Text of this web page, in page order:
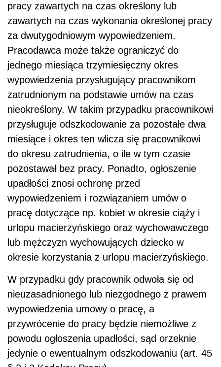
pracy zawartych na czas określony lub
zawartych na czas wykonania określonej pracy
za dwutygodniowym wypowiedzeniem.
Pracodawca może także ograniczyć do
jednego miesiąca trzymiesięczny okres
wypowiedzenia przysługujący pracownikom
zatrudnionym na podstawie umów na czas
nieokreślony. W takim przypadku pracownikowi
przysługuje odszkodowanie za pozostałe dwa
miesiące i okres ten wlicza się pracownikowi
do okresu zatrudnienia, o ile w tym czasie
pozostawał bez pracy. Ponadto, ogłoszenie
upadłości znosi ochronę przed
wypowiedzeniem i rozwiązaniem umów o
pracę dotyczące np. kobiet w okresie ciąży i
urlopu macierzyńskiego oraz wychowawczego
lub mężczyzn wychowujących dziecko w
okresie korzystania z urlopu macierzyńskiego.
W przypadku gdy pracownik odwoła się od
nieuzasadnionego lub niezgodnego z prawem
wypowiedzenia umowy o pracę, a
przywrócenie do pracy będzie niemożliwe z
powodu ogłoszenia upadłości, sąd orzeknie
jedynie o ewentualnym odszkodowaniu (art. 45